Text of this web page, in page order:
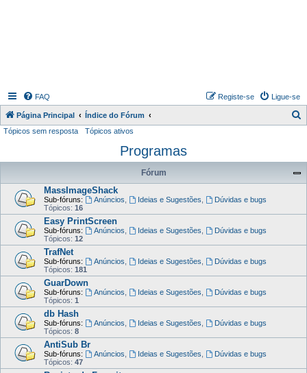
FAQ Ligue-se
Registe-se
Página Principal Índice do Fórum
q
s
r
Tópicos sem resposta Tópicos ativos
Programas
Fórum
MassImageShack
Sub-fóruns: Anúncios Ideias e Sugestões
Dúvidas e bugs
Tópicos: 16
Easy PrintScreen
Sub-fóruns: Anúncios Ideias e Sugestões
Dúvidas e bugs
Tópicos: 12
TrafNet
Sub-fóruns: Anúncios Ideias e Sugestões
Dúvidas e bugs
Tópicos: 181
GuarDown
Sub-fóruns: Anúncios Ideias e Sugestões
Dúvidas e bugs
Tópicos: 1
db Hash
Sub-fóruns: Anúncios Ideias e Sugestões
Dúvidas e bugs
Tópicos: 8
AntiSub Br
Sub-fóruns: Anúncios Ideias e Sugestões
Dúvidas e bugs
Tópicos: 47